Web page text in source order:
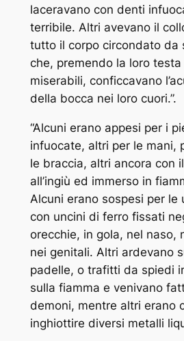
laceravano con denti
terribile. Altri avevano il
tutto il corpo circondato da
che, premendo la loro
miserabili, conficcavano
della bocca nei loro cuori.”.
“Alcuni erano appesi per i
infuocate, altri per le mani,
le braccia, altri ancora con
all’ingiù ed immerso in
Alcuni erano sospesi per le
con uncini di ferro fissati
orecchie, in gola, nel naso,
nei genitali. Altri ardevano
padelle, o trafitti da spiedi
sulla fiamma e venivano
demoni, mentre altri erano
inghiottire diversi metalli